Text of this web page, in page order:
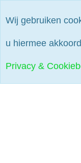
Wij gebruiken
u hiermee
Privacy &